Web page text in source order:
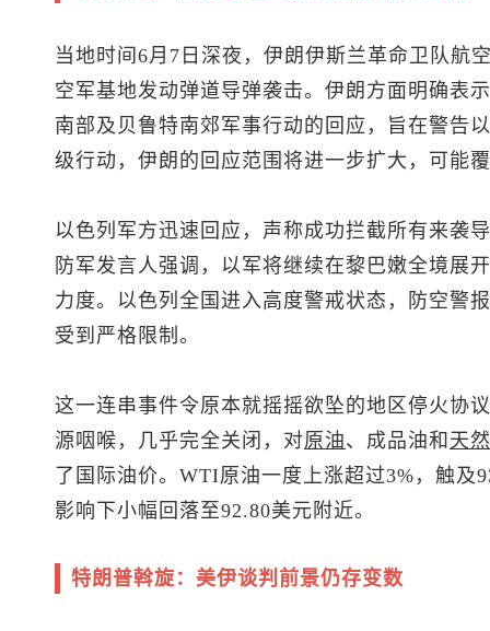
当地时间6月7日深夜，伊朗伊斯兰革命卫队航
空军基地发动弹道导弹袭击。伊朗方面明确表
南部及贝鲁特南郊军事行动的回应，旨在警告
级行动，伊朗的回应范围将进一步扩大，可能
以色列军方迅速回应，声称成功拦截所有来袭
防军发言人强调，以军将继续在黎巴嫩全境展
力度。以色列全国进入高度警戒状态，防空警
受到严格限制。
这一连串事件令原本就摇摇欲坠的地区停火协
源咽喉，几乎完全关闭，对原油、成品油和 天
了国际油价。WTI原油一度上涨超过3%，触及
影响下小幅回落至92.80美元附近。
特朗普斡旋：美伊谈判前景仍存变数